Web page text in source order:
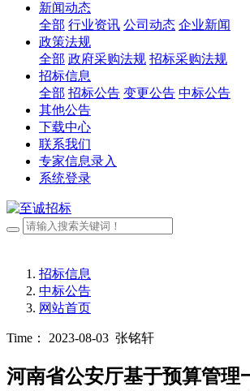
新闻动态
全部 行业资讯 公司动态 企业新闻
政策法规
全部 政府采购法规 招标采购法规
招标信息
全部 招标公告 变更公告 中标公告
其他公告
下载中心
联系我们
专家信息录入
系统登录
招标信息
中标公告
网站首页
Time： 2023-08-03 张铭轩
河南省公安厅基于预算管理